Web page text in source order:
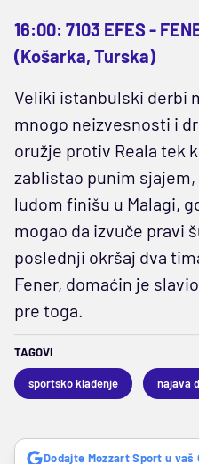
16:00: 7103 EFES -
(Košarka, Turska)
Veliki istanbulski derbi
mnogo neizvesnosti i
oružje protiv Reala tek
zablistao punim sjajem,
ludom finišu u Malagi,
mogao da izvuče pravi
poslednji okršaj dva
Fener, domaćin je
pre toga.
TAGOVI
sportsko klađenje najava
Dodajte Mozzart Sport u vaš